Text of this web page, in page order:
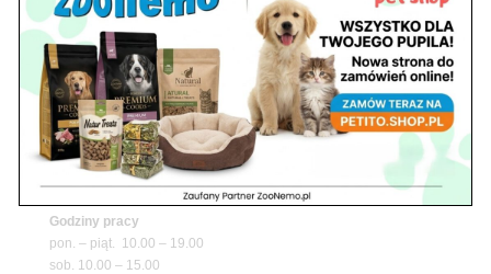
Znajdź nas
Adres
05-120 Legionowo
ul. Piłsudskiego 31,
pawilon 134
tel./fax. 22 784 71 96
Godziny pracy
pon. – piąt. 10.00 – 19.00
sob. 10.00 – 15.00